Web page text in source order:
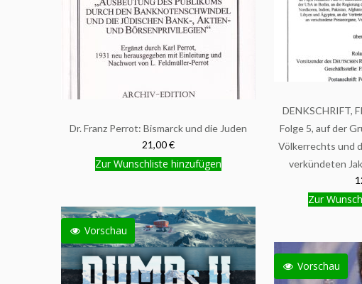
DENKSCHRIFT,
Folge 5, auf der
Völkerrechts und
verkündeten
Zur
Dr. Franz Perrot: Bismarck und die Juden
21,00 €
Zur Wunschliste hinzufügen
Vorschau
Vorschau